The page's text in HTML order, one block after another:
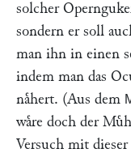
solcher
sondern er soll
man ihn in einen
indem man das
naͤhert. (Aus dem
waͤre doch der
Versuch mit